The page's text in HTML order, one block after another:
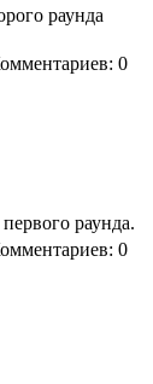
раунда
0
раунда.
0